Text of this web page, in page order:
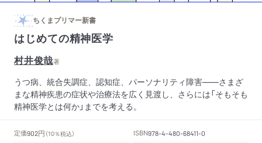
ちくまプリマー新書
はじめての精神医学
村井俊哉著
うつ病、統合失調症、認知症、パーソナリティ障害――さまざ
まな精神疾患の症状や治療法を広く見渡し、さらには「そもそも
精神医学とは何か」までを考える。
定価902円 （10％税込） ISBN978-4-480-68411-0